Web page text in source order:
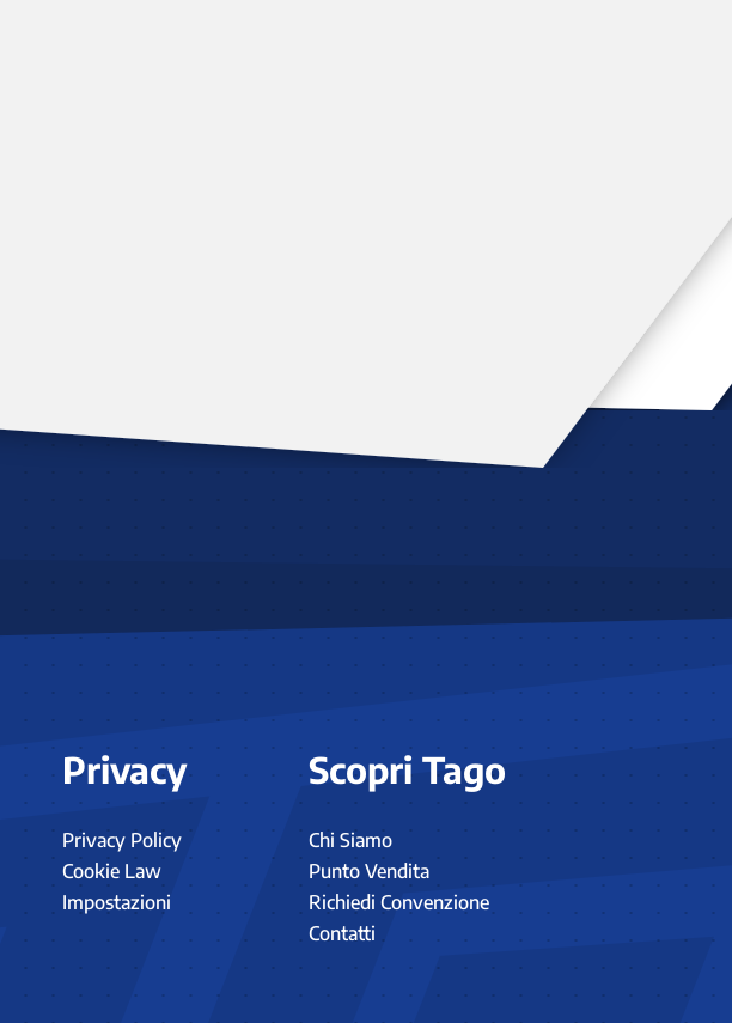
Privacy
Privacy Policy
Cookie Law
Impostazioni
Scopri Tago
Chi Siamo
Punto Vendita
Richiedi Convenzione
Contatti